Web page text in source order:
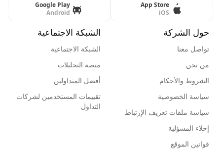
App Store
iOS
Google Play
Android
حول الشركة
تواصل معنا
من نحن
الشروط والأحكام
سياسة الخصوصية
سياسة ملفات تعريف الإرتباط
إخلاء المسؤلية
قوانين الموقع
الشبكة الاجتماعية
الشبكة الاجتماعية
منصة التحليلات
أفضل المتداولين
تقييمات المستخدمين لشركات
التداول